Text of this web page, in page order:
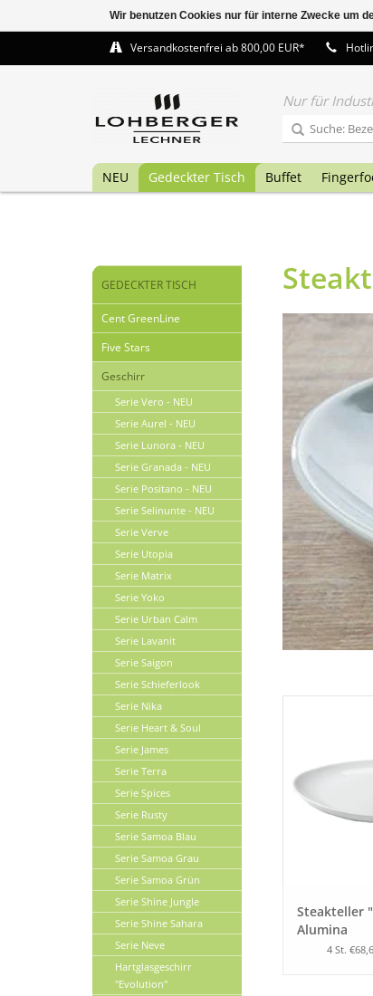
Versandkostenfrei ab 800,00 EUR*
Nur für
NEU Gedeckter Tisch Buffet
GEDECKTER TISCH
Cent GreenLine
Five Stars
Geschirr
Serie Vero - NEU
Serie Aurel - NEU
Serie Lunora - NEU
Serie Granada - NEU
Serie Positano - NEU
Serie Selinunte - NEU
Serie Verve
Serie Utopia
Serie Matrix
Serie Yoko
Serie Urban Calm
Serie Lavanit
Serie Saigon
Serie Schieferlook
Serie Nika
Serie Heart & Soul
Serie James
Serie Terra
Serie Spices
Serie Rusty
Serie Samoa Blau
Serie Samoa Grau
Serie Samoa Grün
Serie Shine Jungle
Serie Shine Sahara
Serie Neve
Hartglasgeschirr
"Evolution"
Steakteller
Alumina
4 St.
Wir benutzen Cookies nur für interne Zwecke um